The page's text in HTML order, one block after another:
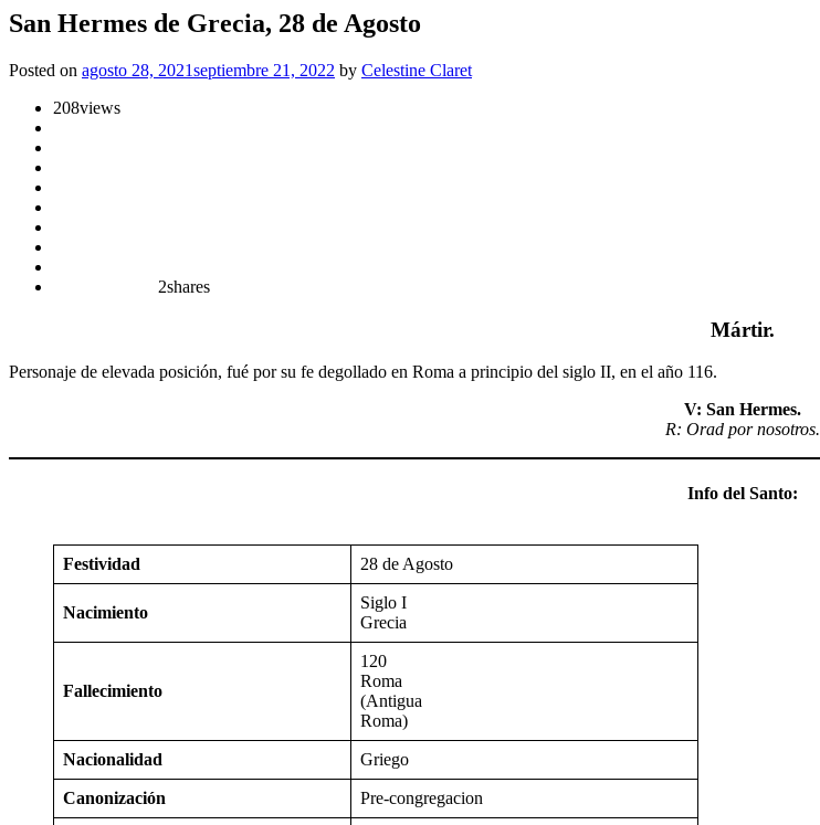
San Hermes de Grecia, 28 de Agosto
Posted on agosto 28, 2021septiembre 21, 2022 by Celestine Claret
208views
2shares
Mártir.
Personaje de elevada posición, fué por su fe degollado en Roma a principio del siglo II, en el año 116.
V: San Hermes.
R: Orad por nosotros.
Info del Santo:
Festividad 28 de Agosto
Nacimiento
Siglo I
Grecia
Fallecimiento
120
Roma
(Antigua
Roma)
Nacionalidad Griego
Canonización Pre-congregacion